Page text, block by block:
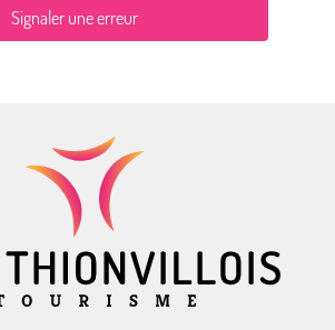
Signaler une erreur